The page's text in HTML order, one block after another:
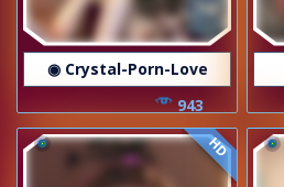
◉ Crystal-Porn-Love
943
HD